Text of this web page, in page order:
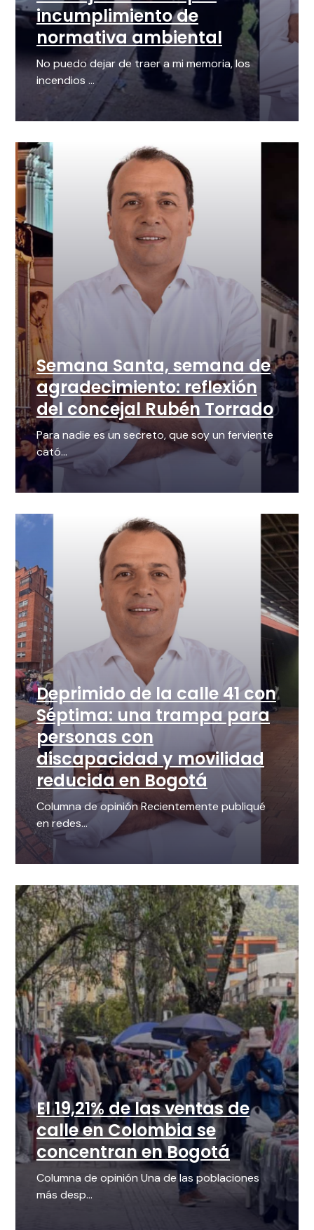
incumplimiento de
normativa ambiental
No puedo dejar de traer a mi memoria, los
incendios ...
Semana Santa, semana de
agradecimiento: reflexión
del concejal Rubén Torrado
Para nadie es un secreto, que soy un ferviente
cató...
Deprimido de la calle 41 con
Séptima: una trampa para
personas con
discapacidad y movilidad
reducida en Bogotá
Columna de opinión Recientemente publiqué
en redes...
El 19,21% de las ventas de
calle en Colombia se
concentran en Bogotá
Columna de opinión Una de las poblaciones
más desp...